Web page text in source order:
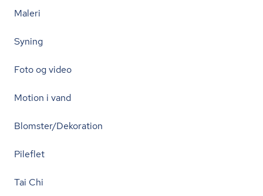
Maleri
Syning
Foto og video
Motion i vand
Blomster/Dekoration
Pileflet
Tai Chi